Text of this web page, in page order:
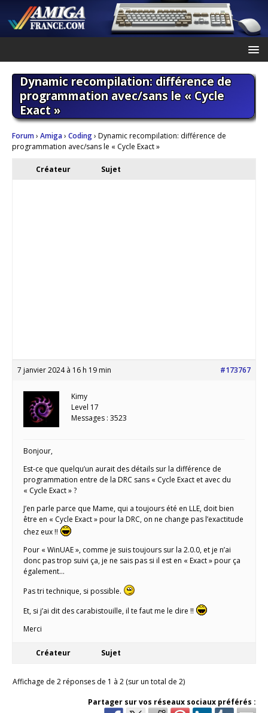
Dynamic recompilation: différence de
programmation avec/sans le « Cycle
Exact »
Forum› Amiga› Coding› Dynamic recompilation: différence de
programmation avec/sans le « Cycle Exact »
Créateur Sujet
7 janvier 2024 à 16 h 19 min #173767
Kimy
Level 17
Messages : 3523
Bonjour,
Est-ce que quelqu’un aurait des détails sur la différence de
programmation entre de la DRC sans « Cycle Exact et avec du
« Cycle Exact » ?
J’en parle parce que Mame, qui a toujours été en LLE, doit bien
être en « Cycle Exact » pour la DRC, on ne change pas l’exactitude
chez eux !!
Pour « WinUAE », comme je suis toujours sur la 2.0.0, et je n’ai
donc pas trop suivi ça, je ne sais pas si il est en « Exact » pour ça
également…
Pas tri technique, si possible.
Et, si j’ai dit des carabistouille, il te faut me le dire !!
Merci
Créateur Sujet
Affichage de 2 réponses de 1 à 2 (sur un total de 2)
Partager sur vos réseaux sociaux préférés :